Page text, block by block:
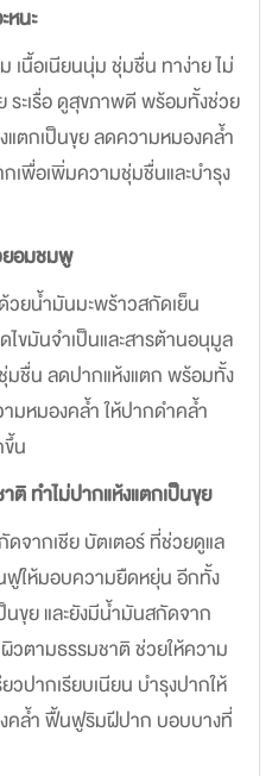
หนะ
นื้อเนียนนุ่ม ชุ่มชื่น ทาง่าย ไม่
ระเรื่อ ดูสุขภาพดี พร้อมทั้งช่วย
แตกเป็นขุยลดความหมองคล้ำ
เพื่อเพิ่มความชุ่มชื่นและบำรุง
ยอมชมพู
ยน้ำมันมะพร้าวสกัดเย็น
มันจำเป็นและสารต้านอนุมูล
มชื่น ลดปากแห้งแตก พร้อมทั้ง
หมองคล้ำ ให้ปากดำคล้ำ
น
ทำไม่ปากแห้งแตกเป็นขุย
จากเชีย บัตเตอร์ ที่ช่วยดูแล
ฟูให้มอบความยืดหยุ่น อีกทั้ง
นขุย และยังมีน้ำมันสกัดจาก
วตามธรรมชาติ ช่วยให้ความ
วปากเรียบเนียน บำรุงปากให้
คล้ำ ฟื้นฟูริมฝีปาก บอบบางที่